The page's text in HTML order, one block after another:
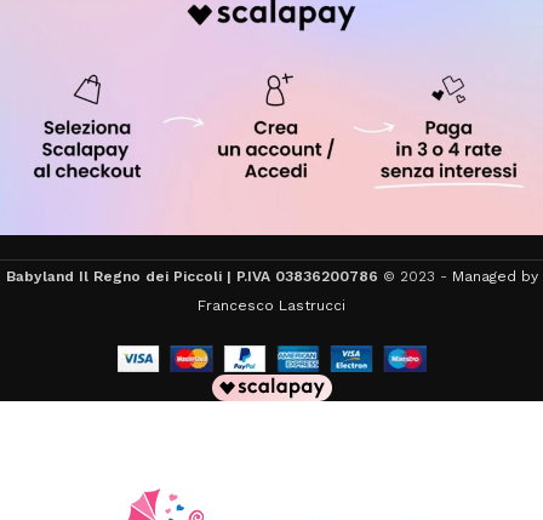
Babyland Il Regno dei Piccoli | P.IVA 03836200786 © 2023 - Managed by
Francesco Lastrucci